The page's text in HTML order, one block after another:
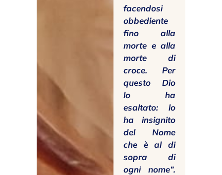
facendosi
obbediente
fino alla
morte e alla
morte di
croce. Per
questo Dio
lo ha
esaltato: lo
ha insignito
del Nome
che è al di
sopra di
ogni nome”.